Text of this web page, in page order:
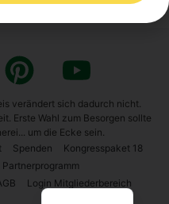
verändert sich dadurch nicht.
Erste Wahl zum Besorgen sollte
um die Ecke sein.
Spen­den
Kon­gress­pa­ket 18
Part­ner­pro­gramm
Log­in Mit­glie­der­be­reich
English